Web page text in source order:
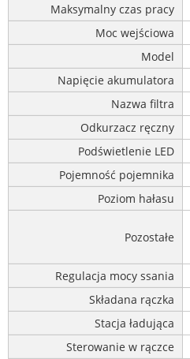
Maksymalny czas pracy
Moc wejściowa
Model
Napięcie akumulatora
Nazwa filtra
Odkurzacz ręczny
Podświetlenie LED
Pojemność pojemnika
Poziom hałasu
Pozostałe
Regulacja mocy ssania
Składana rączka
Stacja ładująca
Sterowanie w rączce